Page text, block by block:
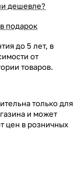
дешевле?
подарок
до 5 лет, в
от
товаров.
только для
и может
цен в розничных